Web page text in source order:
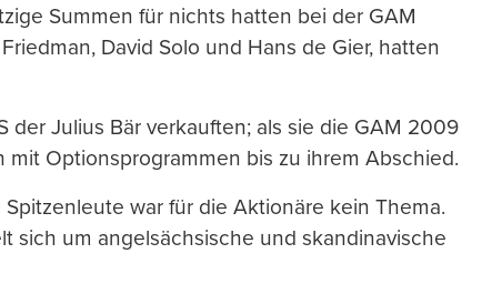
Summen für nichts hatten bei der GAM
David Solo und Hans de Gier, hatten
der Julius Bär verkauften; als sie die GAM 2009
mit Optionsprogrammen bis zu ihrem Abschied.
war für die Aktionäre kein Thema.
sich um angelsächsische und skandinavische